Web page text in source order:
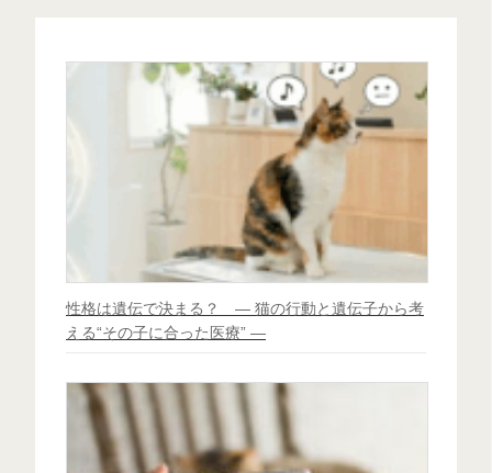
性格は遺伝で決まる？ ― 猫の行動と遺伝子から考
える“その子に合った医療” ―